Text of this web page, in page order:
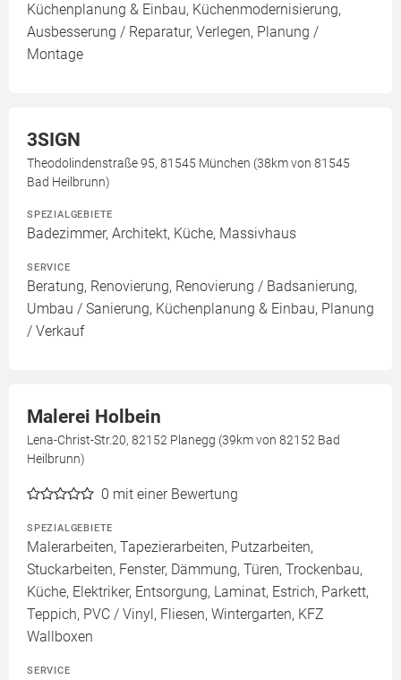
Küchenplanung & Einbau, Küchenmodernisierung,
Ausbesserung / Reparatur, Verlegen, Planung /
Montage
3SIGN
Theodolindenstraße 95, 81545 München (38km von 81545
Bad Heilbrunn)
SPEZIALGEBIETE
Badezimmer, Architekt, Küche, Massivhaus
SERVICE
Beratung, Renovierung, Renovierung / Badsanierung,
Umbau / Sanierung, Küchenplanung & Einbau, Planung
/ Verkauf
Malerei Holbein
Lena-Christ-Str.20, 82152 Planegg (39km von 82152 Bad
Heilbrunn)
0 mit einer Bewertung
SPEZIALGEBIETE
Malerarbeiten, Tapezierarbeiten, Putzarbeiten,
Stuckarbeiten, Fenster, Dämmung, Türen, Trockenbau,
Küche, Elektriker, Entsorgung, Laminat, Estrich, Parkett,
Teppich, PVC / Vinyl, Fliesen, Wintergarten, KFZ
Wallboxen
SERVICE